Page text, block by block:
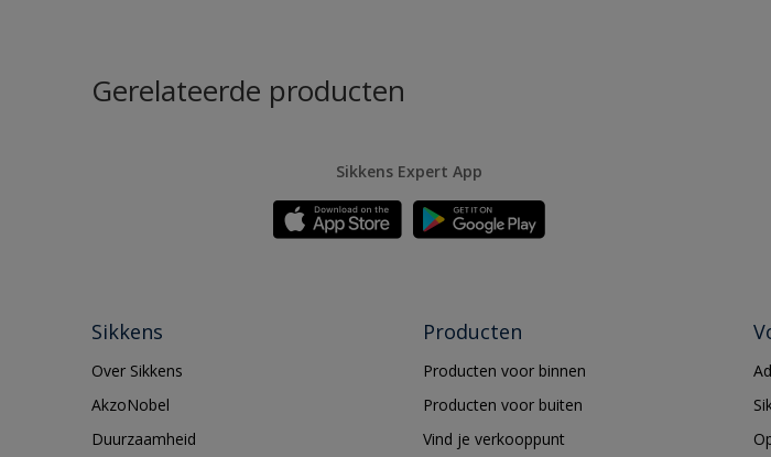
Gerelateerde producten
Sikkens Expert App
Sikkens
Over Sikkens
AkzoNobel
Duurzaamheid
Producten
Producten voor binnen
Producten voor buiten
Vind je verkooppunt